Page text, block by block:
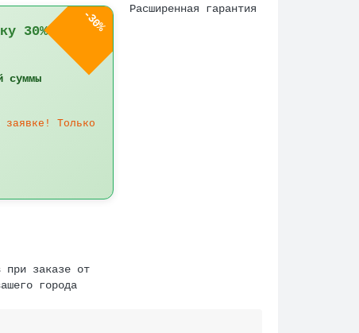
-30%
30%!
суммы
заявке! Только
при заказе от
города
Расширенная гарантия